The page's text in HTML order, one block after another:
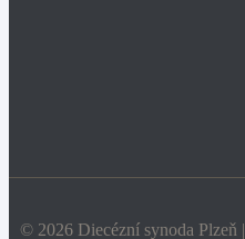
© 2026 Diecézní synoda Plzeň |